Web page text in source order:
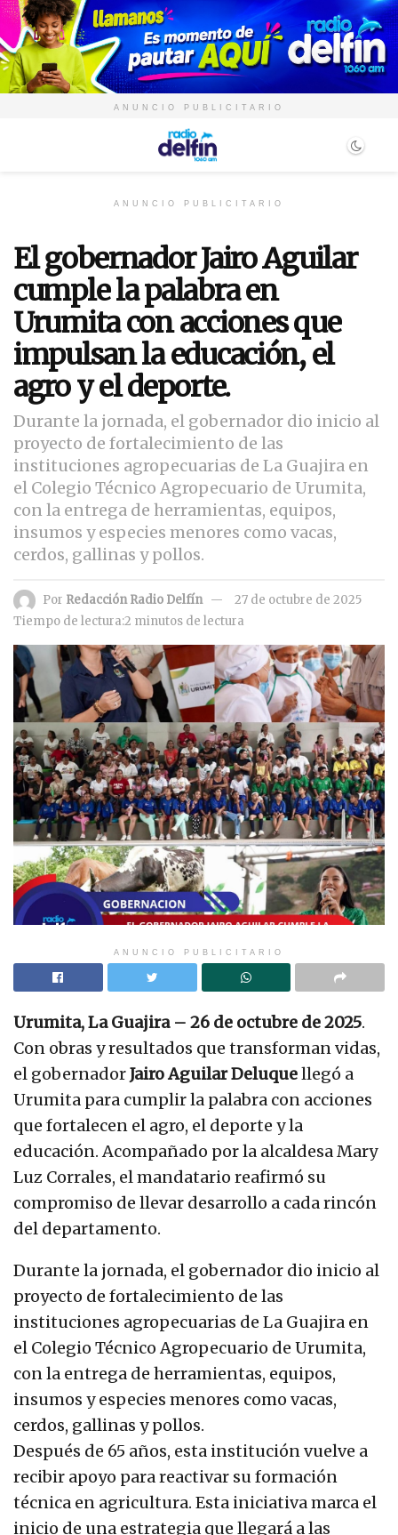
ANUNCIO PUBLICITARIO
ANUNCIO PUBLICITARIO
El gobernador Jairo Aguilar
cumple la palabra en
Urumita con acciones que
impulsan la educación, el
agro y el deporte.
Durante la jornada, el gobernador dio inicio al
proyecto de fortalecimiento de las
instituciones agropecuarias de La Guajira en
el Colegio Técnico Agropecuario de Urumita,
con la entrega de herramientas, equipos,
insumos y especies menores como vacas,
cerdos, gallinas y pollos.
Por Redacción Radio Delfín
27 de octubre de 2025
Tiempo de lectura:2 minutos de lectura
ANUNCIO PUBLICITARIO
Urumita, La Guajira – 26 de octubre de 2025.
Con obras y resultados que transforman vidas,
el gobernadorJairo Aguilar Deluquellegó a
Urumita para cumplir la palabra con acciones
que fortalecen el agro, el deporte y la
educación. Acompañado por la alcaldesa Mary
Luz Corrales, el mandatario reafirmó su
compromiso de llevar desarrollo a cada rincón
del departamento.
Durante la jornada, el gobernador dio inicio al
proyecto de fortalecimiento de las
instituciones agropecuarias de La Guajira en
el Colegio Técnico Agropecuario de Urumita,
con la entrega de herramientas, equipos,
insumos y especies menores como vacas,
cerdos, gallinas y pollos.
Después de 65 años, esta institución vuelve a
recibir apoyo para reactivar su formación
técnica en agricultura. Esta iniciativa marca el
inicio de una estrategia que llegará a las